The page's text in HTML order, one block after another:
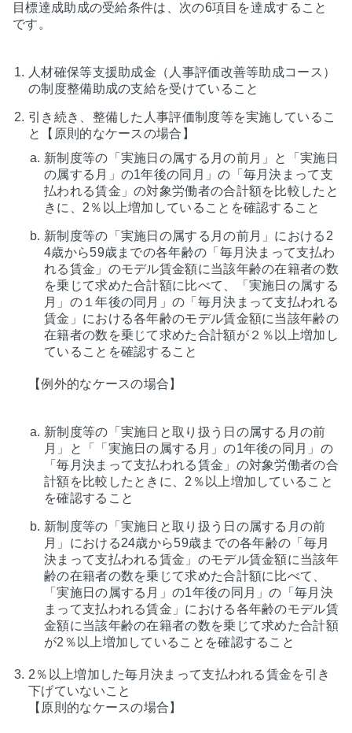
目標達成助成の受給条件は、次の6項目を達成すること
です。
人材確保等支援助成金（人事評価改善等助成コース）
の制度整備助成の支給を受けていること
引き続き、整備した人事評価制度等を実施しているこ
と【原則的なケースの場合】
新制度等の「実施日の属する月の前月」と「実施日
の属する月」の1年後の同月」の「毎月決まって支
払われる賃金」の対象労働者の合計額を比較したと
きに、2％以上増加していることを確認すること
新制度等の「実施日の属する月の前月」における2
4歳から59歳までの各年齢の「毎月決まって支払わ
れる賃金」のモデル賃金額に当該年齢の在籍者の数
を乗じて求めた合計額に比べて、「実施日の属する
月」の１年後の同月」の「毎月決まって支払われる
賃金」における各年齢のモデル賃金額に当該年齢の
在籍者の数を乗じて求めた合計額が２％以上増加し
ていることを確認すること
【例外的なケースの場合】
新制度等の「実施日と取り扱う日の属する月の前
月」と「「実施日の属する月」の1年後の同月」の
「毎月決まって支払われる賃金」の対象労働者の合
計額を比較したときに、2％以上増加していること
を確認すること
新制度等の「実施日と取り扱う日の属する月の前
月」における24歳から59歳までの各年齢の「毎月
決まって支払われる賃金」のモデル賃金額に当該年
齢の在籍者の数を乗じて求めた合計額に比べて、
「実施日の属する月」の1年後の同月」の「毎月決
まって支払われる賃金」における各年齢のモデル賃
金額に当該年齢の在籍者の数を乗じて求めた合計額
が2％以上増加していることを確認すること
2％以上増加した毎月決まって支払われる賃金を引き
下げていないこと
【原則的なケースの場合】